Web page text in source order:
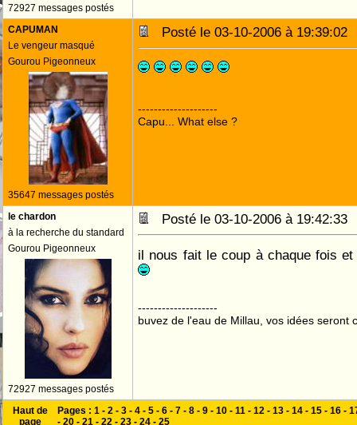
72927 messages postés
CAPUMAN
Le vengeur masqué
Gourou Pigeonneux
35647 messages postés
Posté le 03-10-2006 à
--------------------
Capu... What else ?
le chardon
à la recherche du standard
Gourou Pigeonneux
72927 messages postés
Posté le 03-10-2006 à
il nous fait le coup à chaque fois
--------------------
buvez de l'eau de Millau, vos idées seront
Haut de
page
Pages : 1 - 2 - 3 - 4 - 5 - 6 - 7 - 8 - 9 - 10 - 11 - 12 - 13 - 14 - 15 - 16 -
- 20 - 21 - 22 - 23 - 24 - 25